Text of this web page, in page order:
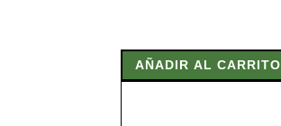
ACEITE
GERMEN
AÑADIR AL CARRITO